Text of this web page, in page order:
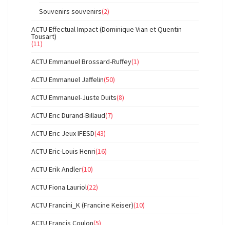
Souvenirs souvenirs(2)
ACTU Effectual Impact (Dominique Vian et Quentin
Tousart)
(11)
ACTU Emmanuel Brossard-Ruffey(1)
ACTU Emmanuel Jaffelin(50)
ACTU Emmanuel-Juste Duits(8)
ACTU Eric Durand-Billaud(7)
ACTU Eric Jeux IFESD(43)
ACTU Eric-Louis Henri(16)
ACTU Erik Andler(10)
ACTU Fiona Lauriol(22)
ACTU Francini_K (Francine Keiser)(10)
ACTU Francis Coulon(5)